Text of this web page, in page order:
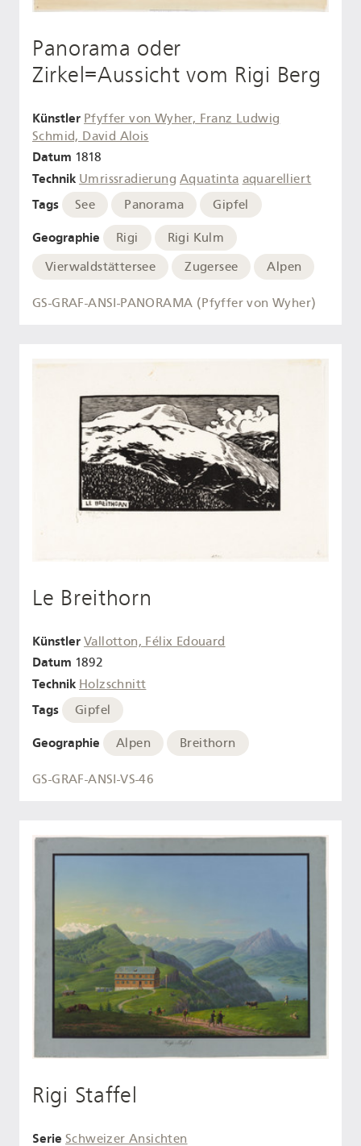
Panorama oder
Zirkel=Aussicht vom Rigi Berg
Künstler Pfyffer von Wyher, Franz Ludwig
Schmid, David Alois
Datum 1818
Technik Umrissradierung Aquatinta aquarelliert
Tags See Panorama Gipfel
Geographie Rigi
Rigi Kulm
Vierwaldstättersee
Zugersee Alpen
GS-GRAF-ANSI-PANORAMA (Pfyffer von Wyher)
Le Breithorn
Künstler Vallotton, Félix Edouard
Datum 1892
Technik Holzschnitt
Tags Gipfel
Geographie Alpen Breithorn
GS-GRAF-ANSI-VS-46
Rigi Staffel
Serie Schweizer Ansichten